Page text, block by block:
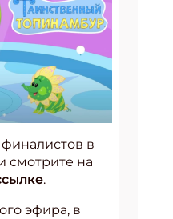
в
смотрите на
.
эфира, в